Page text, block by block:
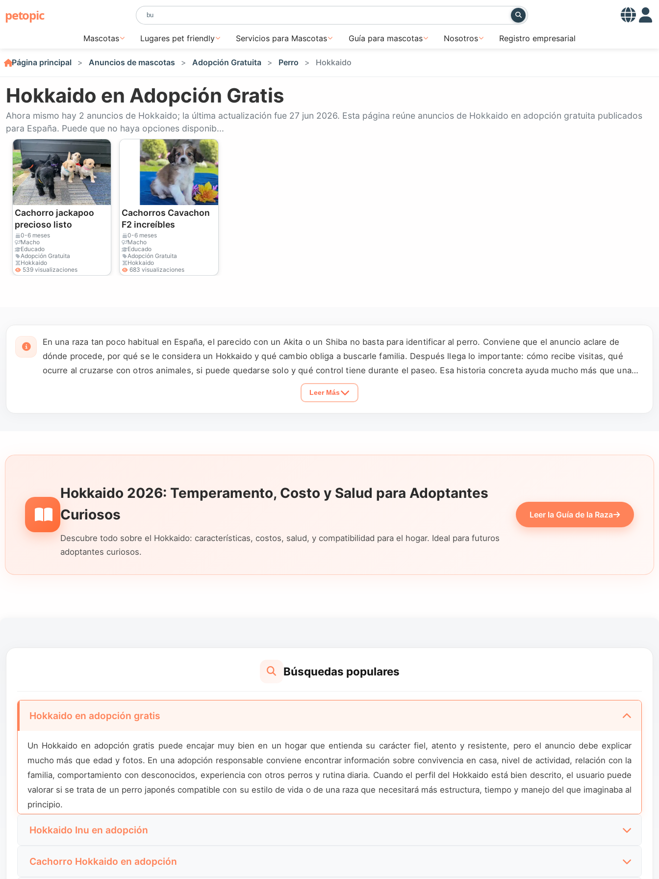
petopic
Mascotas Lugares pet friendly Servicios para Mascotas Guía para mascotas Nosotros Registro empresarial
Página principal Anuncios de mascotas Adopción Gratuita Perro Hokkaido
Hokkaido en Adopción Gratis
Ahora mismo hay 2 anuncios de Hokkaido; la última actualización fue 27 jun 2026. Esta página reúne anuncios de Hokkaido en adopción gratuita publicados
para España. Puede que no haya opciones disponib...
Cachorro jackapoo
precioso listo
0-6 meses
Macho
Educado
Adopción Gratuita
Hokkaido
539 visualizaciones
Cachorros Cavachon
F2 increíbles
0-6 meses
Macho
Educado
Adopción Gratuita
Hokkaido
683 visualizaciones
En una raza tan poco habitual en España, el parecido con un Akita o un Shiba no basta para identificar al perro. Conviene que el anuncio aclare de
dónde procede, por qué se le considera un Hokkaido y qué cambio obliga a buscarle familia. Después llega lo importante: cómo recibe visitas, qué
ocurre al cruzarse con otros animales, si puede quedarse solo y qué control tiene durante el paseo. Esa historia concreta ayuda mucho más que una
Leer Más
Hokkaido 2026: Temperamento, Costo y Salud para Adoptantes
Curiosos
Descubre todo sobre el Hokkaido: características, costos, salud, y compatibilidad para el hogar. Ideal para futuros
adoptantes curiosos.
Leer la Guía de la Raza
Búsquedas populares
Hokkaido en adopción gratis
Un Hokkaido en adopción gratis puede encajar muy bien en un hogar que entienda su carácter fiel, atento y resistente, pero el anuncio debe explicar
mucho más que edad y fotos. En una adopción responsable conviene encontrar información sobre convivencia en casa, nivel de actividad, relación con la
familia, comportamiento con desconocidos, experiencia con otros perros y rutina diaria. Cuando el perfil del Hokkaido está bien descrito, el usuario puede
valorar si se trata de un perro japonés compatible con su estilo de vida o de una raza que necesitará más estructura, tiempo y manejo del que imaginaba al
principio.
Hokkaido Inu en adopción
entienda solo por su apariencia. Un buen anuncio de Hokkaido Inu debería indicar si el perro vive en interior, cómo responde al paseo, si mantiene una
Cachorro Hokkaido en adopción